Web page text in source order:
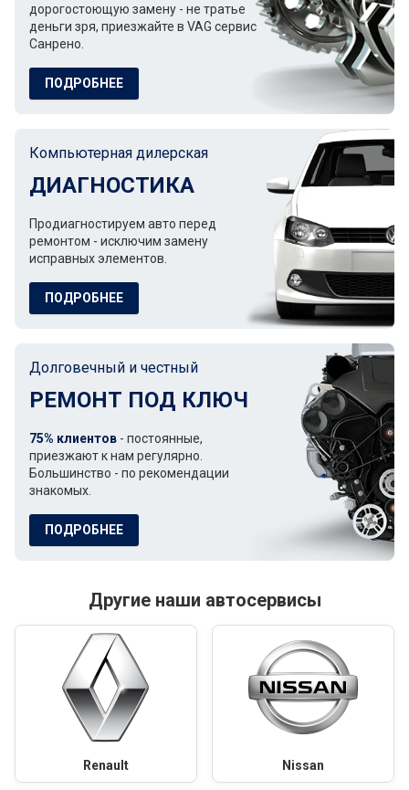
дорогостоющую замену - не тратье
деньги зря, приезжайте в VAG сервис
Санрено.
ПОДРОБНЕЕ
Компьютерная дилерская
ДИАГНОСТИКА
Продиагностируем авто перед
ремонтом - исключим замену
исправных элементов.
ПОДРОБНЕЕ
Долговечный и честный
РЕМОНТ ПОД КЛЮЧ
75% клиентов - постоянные,
приезжают к нам регулярно.
Большинство - по рекомендации
знакомых.
ПОДРОБНЕЕ
Другие наши автосервисы
Renault Nissan